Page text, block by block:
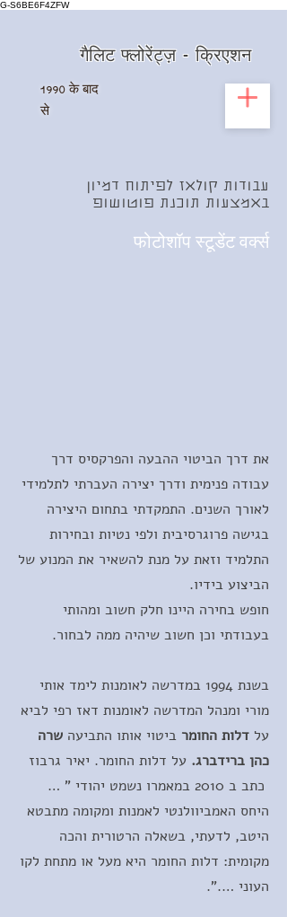
G-S6BE6F4ZFW
1990 के बाद
से
गैलिट फ्लोरेंट्ज़ - क्रिएशन
עבודות קולאז לפיתוח דמיון
באמצעות תוכנת פוטושופ
फोटोशॉप स्टूडेंट वर्क्स
את דרך הביטוי ההבעה והפרקסיס דרך
עבודה פנימית ודרך יצירה העברתי לתלמידי
לאורך השנים. התמקדתי בתחום היצירה
בגישה פרוגרסיבית ולפי נטיות ובחירות
התלמיד וזאת על מנת להשאיר את המנוע של
הביצוע בידיו.
חופש בחירה היינו חלק חשוב ומהותי
בעבודתי וכן חשוב שיהיה ממה לבחור.
בשנת 1994 במדרשה לאומנות לימד אותי
מורי ומנהל המדרשה לאומנות דאז רפי לביא
על דלות החומר ביטוי אותו התביעה שרה
כהן ברידברג. על דלות החומר. יאיר גרבוז
כתב ב 2010 במאמרו נשמט יהודי " …
היחס האמביוולנטי לאמנות ומקומה מתבטא
היטב, לדעתי, בשאלה הרטורית והכה
מקומית: דלות החומר היא מעל או מתחת לקו
העוני ….".